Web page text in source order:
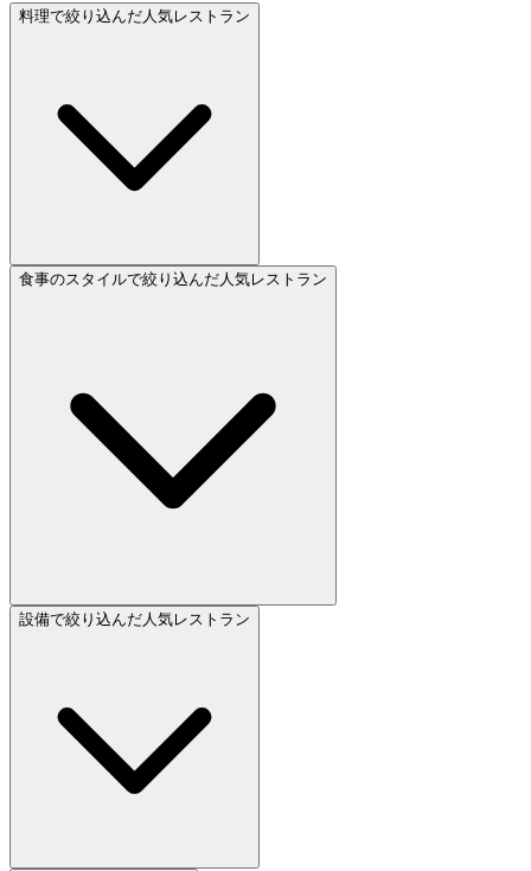
料理で絞り込んだ人気レストラン
食事のスタイルで絞り込んだ人気レストラン
設備で絞り込んだ人気レストラン